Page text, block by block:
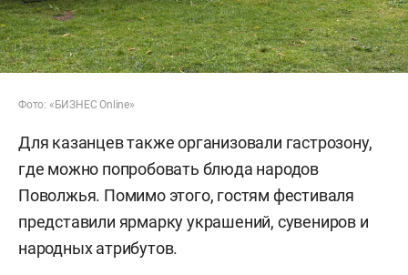
Фото: «БИЗНЕС Online»
Для казанцев также организовали гастрозону,
где можно попробовать блюда народов
Поволжья. Помимо этого, гостям фестиваля
представили ярмарку украшений, сувениров и
народных атрибутов.